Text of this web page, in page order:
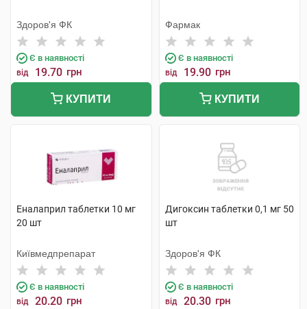
Здоров'я ФК
Є в наявності
від 19.70 грн
КУПИТИ
Фармак
Є в наявності
від 19.90 грн
КУПИТИ
Еналаприл таблетки 10 мг
20 шт
Київмедпрепарат
Є в наявності
від 20.20 грн
Дигоксин таблетки 0,1 мг 50
шт
Здоров'я ФК
Є в наявності
від 20.30 грн